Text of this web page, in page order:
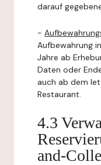
darauf
-
Aufbewahrung
Jahre ab
Daten oder
auch ab dem
Restaurant.
4.3
and-